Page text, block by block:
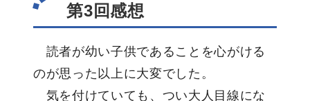
第3回感想
読者が幼い子供であることを心がける
のが思った以上に大変でした。
気を付けていても、つい大人目線にな